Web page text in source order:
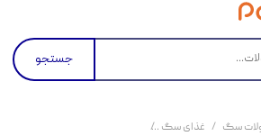
جستجو
سگ غذای سگ